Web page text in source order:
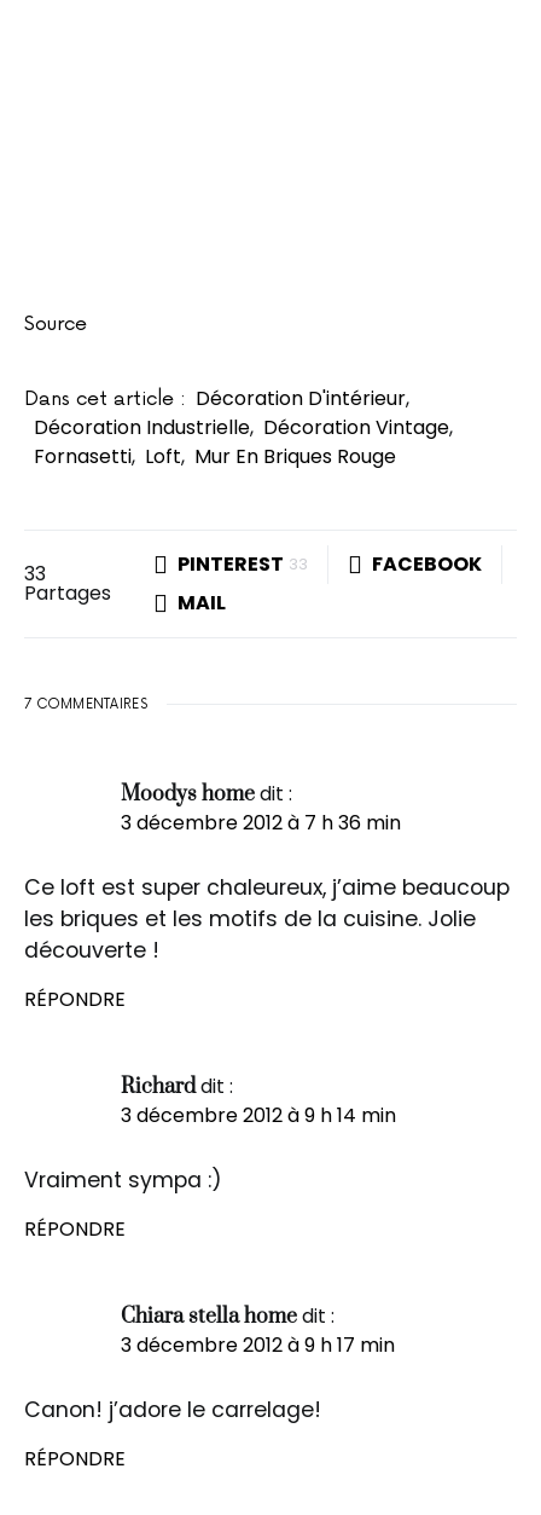
Source
Dans cet article : Décoration D'intérieur,
Décoration Industrielle, Décoration Vintage,
Fornasetti, Loft, Mur En Briques Rouge
33
Partages
PINTEREST 33
FACEBOOK
MAIL
7 COMMENTAIRES
Moodys homedit :
3 décembre 2012 à 7 h 36 min
Ce loft est super chaleureux, j’aime beaucoup
les briques et les motifs de la cuisine. Jolie
découverte !
RÉPONDRE
Richarddit :
3 décembre 2012 à 9 h 14 min
Vraiment sympa :)
RÉPONDRE
Chiara stella homedit :
3 décembre 2012 à 9 h 17 min
Canon! j’adore le carrelage!
RÉPONDRE